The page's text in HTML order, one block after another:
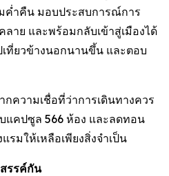
ค่ำคืน มอบประสบการณ์การ
าย และพร้อมกลับเข้าสู่เมืองได้
ยวข้างนอกนานขึ้น และตอบ
ความเชื่อที่ว่าการเดินทางควร
แคปซูล 566 ห้อง และลดทอน
รมให้เหลือเพียงสิ่งจำเป็น
รรค์กัน